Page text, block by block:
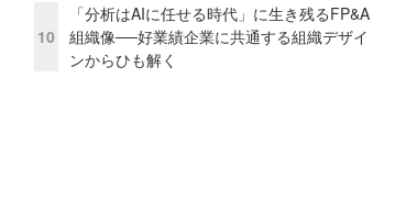
10
「分析はAIに任せる時代」に生き残るFP&A
組織像──好業績企業に共通する組織デザイ
ンからひも解く